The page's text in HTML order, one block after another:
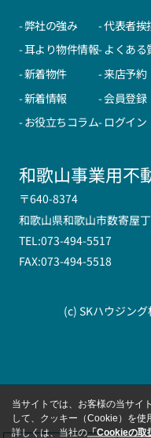
- 弊社の強み
- 耳より物件情報
- 新着物件
- 新着情報
- お役立ちコラム
- 代表者挨
- よくある
- 来店予約
- 会員登録
- ログイン
和歌山事業用不
〒640-8374
和歌山県和歌山市数寄屋
TEL:073-494-5517
FAX:073-494-5518
(c) SKハウジン
当サイトでは、お客様の当サイ
して、クッキー（Cookie）を使
詳しくは、当社の「Cookieの取